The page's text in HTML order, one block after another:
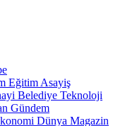
Eğitim Asayiş
Belediye Teknoloji
Gündem
Dünya Magazin